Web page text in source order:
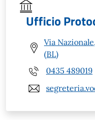
Ufficio
Via
(BL)
0435 489019